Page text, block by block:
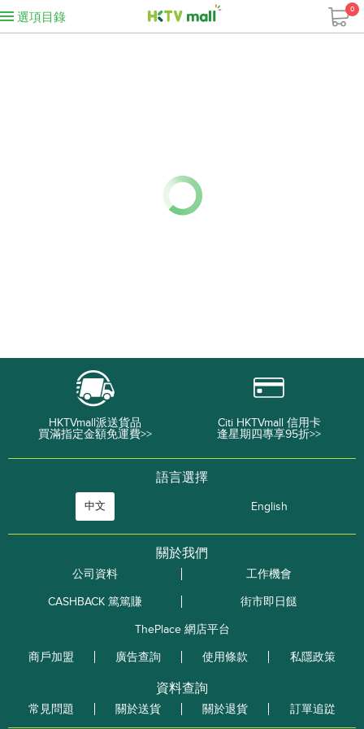
選項目錄
0
HKTVmall派送貨品
買滿指定金額免運費>>
Citi HKTVmall 信用卡
逢星期四專享95折>>
語言選擇
中文 English
關於我們
公司資料
工作機會
CASHBACK 篤篤賺
街市即日餸
ThePlace 網店平台
商戶加盟
廣告查詢 使用條款 私隱政策
資料查詢
常見問題 關於送貨 關於退貨 訂單追踨